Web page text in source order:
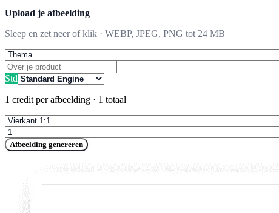
Upload je afbeelding
Sleep en zet neer of klik · WEBP, JPEG, PNG tot 24 MB
Std
1 credit per afbeelding · 1 totaal
Afbeelding genereren